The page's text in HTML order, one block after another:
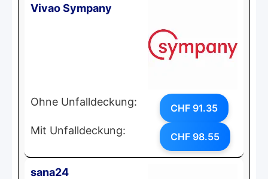
Vivao Sympany
Ohne Unfalldeckung: CHF 91.35
Mit Unfalldeckung: CHF 98.55
sana24